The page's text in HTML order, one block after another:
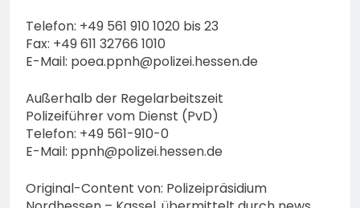
Telefon: +49 561 910 1020 bis 23
Fax: +49 611 32766 1010
E-Mail: poea.ppnh@polizei.hessen.de
Außerhalb der Regelarbeitszeit
Polizeiführer vom Dienst (PvD)
Telefon: +49 561-910-0
E-Mail: ppnh@polizei.hessen.de
Original-Content von: Polizeipräsidium